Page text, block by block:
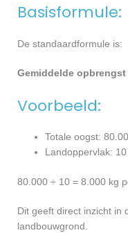
Basisformule:
De standaardformule is:
Gemiddelde
Voorbeeld:
Totale oogst:
Landoppervlak:
80.000 ÷ 10 = 8.000 kg
Dit geeft direct inzicht in
landbouwgrond.